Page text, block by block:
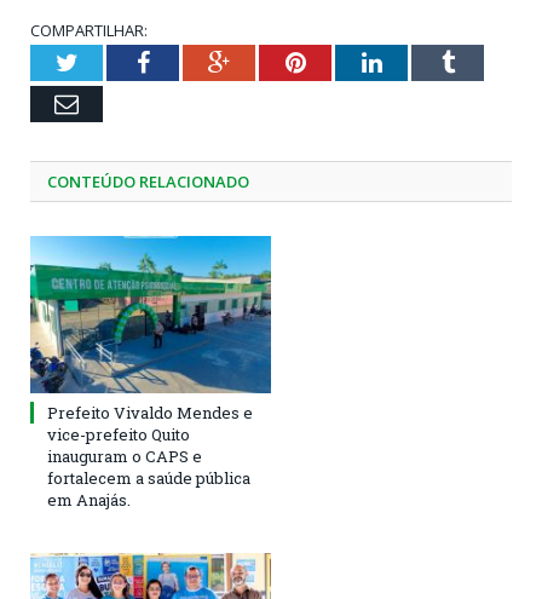
COMPARTILHAR:
TwitterFacebookGoogle+PinterestLinkedInTumblr
Email
CONTEÚDO RELACIONADO
Prefeito Vivaldo Mendes e
vice-prefeito Quito
inauguram o CAPS e
fortalecem a saúde pública
em Anajás.